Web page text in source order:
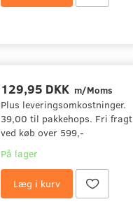
129,95 DKK m/Moms
Plus leveringsomkostninger.
39,00 til pakkehops. Fri fragt
ved køb over 599,-
På lager
Læg i kurv